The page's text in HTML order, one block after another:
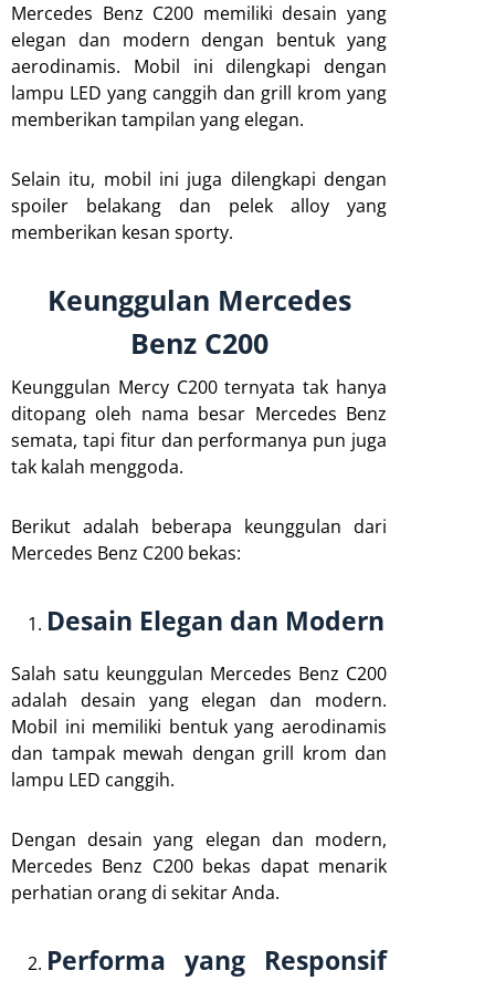
Mercedes Benz C200 memiliki desain yang
elegan dan modern dengan bentuk yang
aerodinamis. Mobil ini dilengkapi dengan
lampu LED yang canggih dan grill krom yang
memberikan tampilan yang elegan.
Selain itu, mobil ini juga dilengkapi dengan
spoiler belakang dan pelek alloy yang
memberikan kesan sporty.
Keunggulan Mercedes
Benz C200
Keunggulan Mercy C200 ternyata tak hanya
ditopang oleh nama besar Mercedes Benz
semata, tapi fitur dan performanya pun juga
tak kalah menggoda.
Berikut adalah beberapa keunggulan dari
Mercedes Benz C200 bekas:
Desain Elegan dan Modern
Salah satu keunggulan Mercedes Benz C200
adalah desain yang elegan dan modern.
Mobil ini memiliki bentuk yang aerodinamis
dan tampak mewah dengan grill krom dan
lampu LED canggih.
Dengan desain yang elegan dan modern,
Mercedes Benz C200 bekas dapat menarik
perhatian orang di sekitar Anda.
Performa yang Responsif